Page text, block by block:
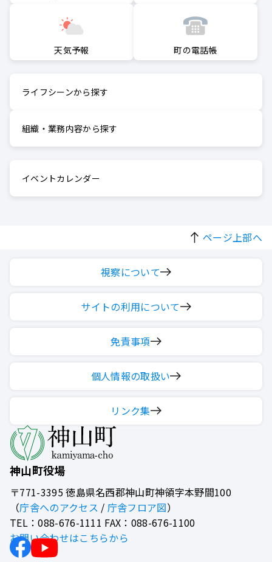
天気予報 町の電話帳
ライフシーンから探す
組織・業務内容から探す
イベントカレンダー
ページ上部へ
神山町役場
〒771-3395徳島県名西郡神山町神領字本野間100
（庁舎へのアクセス / 庁舎フロア図）
TEL：088-676-1111 FAX：088-676-1100
お問い合わせはこちらから
視察について
サイトの利用について
免責事項
個人情報の取扱い
リンク集